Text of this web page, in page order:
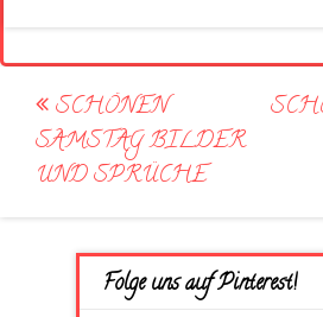
Post
navigation
SCHÖNEN
SAMSTAG BILDER
UND SPRÜCHE
Folge uns auf Pinterest!